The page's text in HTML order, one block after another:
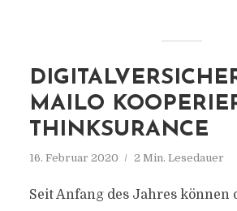
MAILO
THINKSURANCE
16. Februar 2020 2 Min. Lesedauer
Seit Anfang des Jahres können